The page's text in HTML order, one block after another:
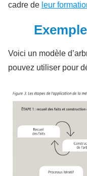
cadre de leur
Voici un modèle
pouvez utiliser pour